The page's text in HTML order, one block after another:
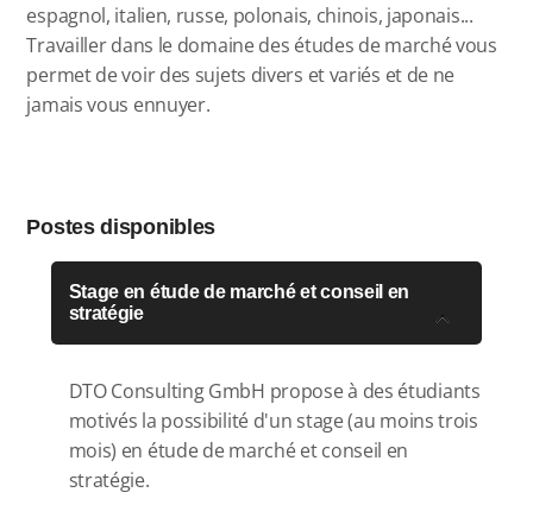
espagnol, italien, russe, polonais, chinois, japonais...
Travailler dans le domaine des études de marché vous
permet de voir des sujets divers et variés et de ne
jamais vous ennuyer.
Postes disponibles
Stage en étude de marché et conseil en
stratégie
DTO Consulting GmbH propose à des étudiants
motivés la possibilité d'un stage (au moins trois
mois) en étude de marché et conseil en
stratégie.